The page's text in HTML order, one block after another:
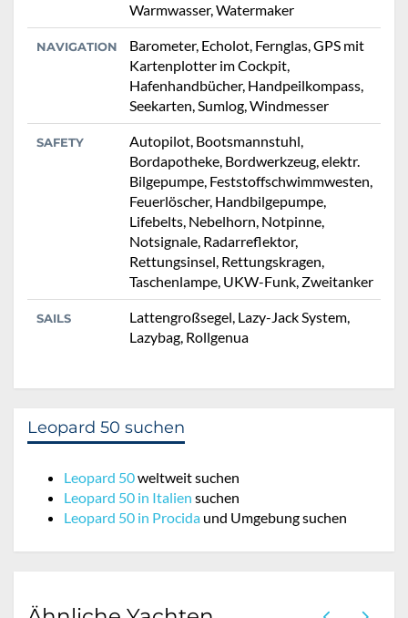
Warmwasser, Watermaker
NAVIGATION
Barometer, Echolot, Fernglas, GPS mit
Kartenplotter im Cockpit,
Hafenhandbücher, Handpeilkompass,
Seekarten, Sumlog, Windmesser
SAFETY
Autopilot, Bootsmannstuhl,
Bordapotheke, Bordwerkzeug, elektr.
Bilgepumpe, Feststoffschwimmwesten,
Feuerlöscher, Handbilgepumpe,
Lifebelts, Nebelhorn, Notpinne,
Notsignale, Radarreflektor,
Rettungsinsel, Rettungskragen,
Taschenlampe, UKW-Funk, Zweitanker
SAILS
Lattengroßsegel, Lazy-Jack System,
Lazybag, Rollgenua
Leopard 50 suchen
Leopard 50weltweit suchen
Leopard 50 in Italien suchen
Leopard 50 in Procida und Umgebung suchen